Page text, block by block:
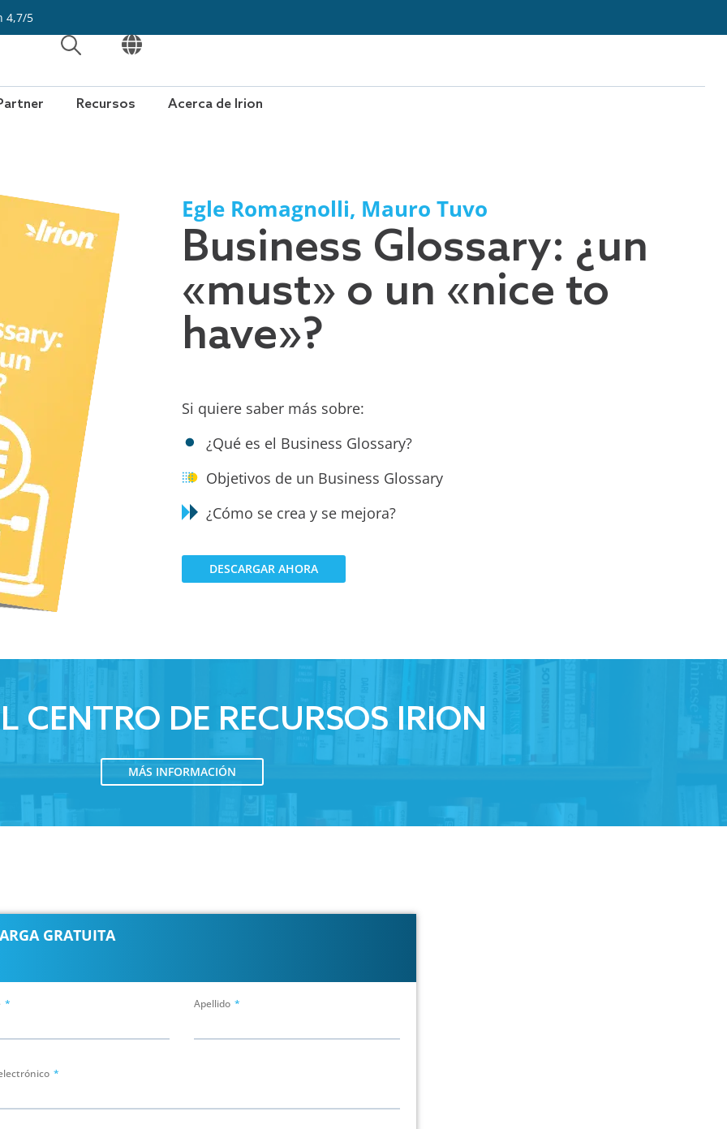
4,7/5
ABRIR
ABRIR
Recursos Acerca de Irion
Egle Romagnolli, Mauro Tuvo
Business Glossary: ¿un
«must» o un «nice to
have»?
Si quiere saber más sobre:
¿Qué es el Business Glossary?
Objetivos de un Business Glossary
¿Cómo se crea y se mejora?
DESCARGAR AHORA
CENTRO DE RECURSOS IRION
MÁS INFORMACIÓN
GRATUITA
Apellido